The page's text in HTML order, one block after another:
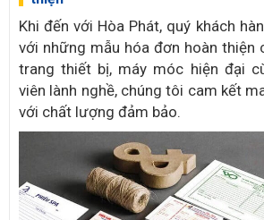
Khi đến với Hòa Phát, quý khách
với những mẫu hóa đơn hoàn thiện
trang thiết bị, máy móc hiện đại
viên lành nghề, chúng tôi cam kết
với chất lượng đảm bảo.